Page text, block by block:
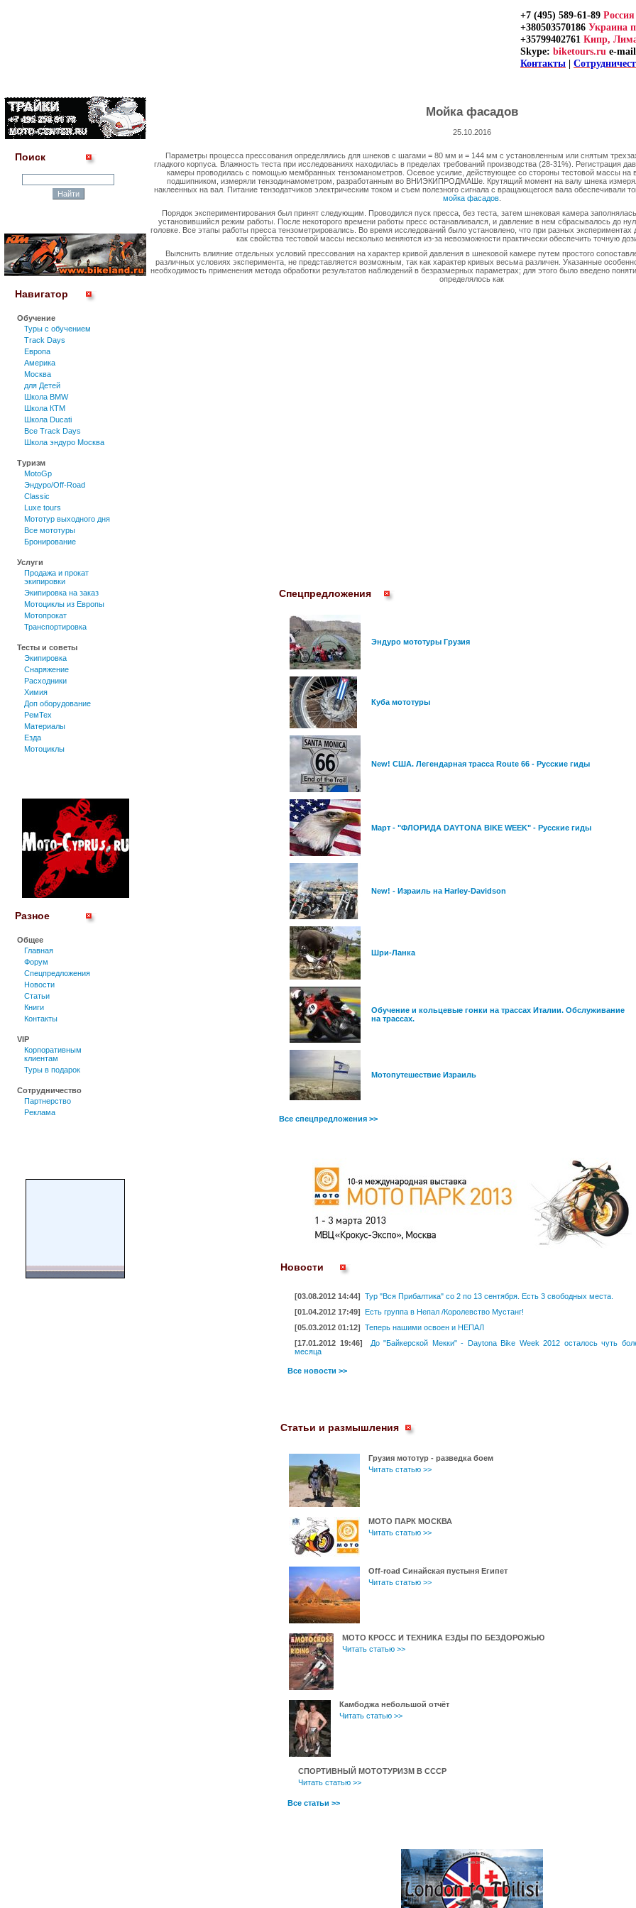
+7 (495) 589-61-89 Россия
+380503570186 Украина
+35799402761 Кипр,
Skype: biketours.ru e-
Контакты
Поиск
Навигатор
Обучение
Туры c обучением
Track Days
Европа
Америка
Москва
для Детей
Школа BMW
Школа КТМ
Школа Ducati
Все Track Days
Школа эндуро Москва
Туризм
MotoGp
Эндуро/Off-Road
Classic
Luxe tours
Мототур выходного дня
Все мототуры
Бронирование
Услуги
Продажа и прокат
экипировки
Экипировка на заказ
Мотоциклы из Европы
Мотопрокат
Транспортировка
Тесты и советы
Экипировка
Снаряжение
Расходники
Химия
Доп оборудование
РемТех
Материалы
Езда
Мотоциклы
Разное
Общее
Главная
Форум
Спецпредложения
Новости
Статьи
Книги
Контакты
VIP
Корпоративным
клиентам
Туры в подарок
Сотрудничество
Партнерство
Реклама
Мойка фасадов
25.10.2016
Параметры процесса прессования определялись для шнеков с шагами = 80 мм и = 144 мм с установленным или снятым
гладкого корпуса. Влажность теста при исследованиях находилась в пределах требований производства (28-31%). Регистрация
камеры проводилась с помощью мембранных тензоманометров. Осевое усилие, действующее со стороны тестовой массы на
подшипником, измеряли тензодинамометром, разработанным во ВНИЭКИПРОДМАШе. Крутящий момент на валу шнека
наклеенных на вал. Питание тензодатчиков электрическим током и съем полезного сигнала с вращающегося вала обеспечивали
мойка фасадов.
Порядок экспериментирования был принят следующим. Проводился пуск пресса, без теста, затем шнековая камера
установившийся режим работы. После некоторого времени работы пресс останавливался, и давление в нем сбрасывалось до
головке. Все этапы работы пресса тензометрировались. Во время исследований было установлено, что при разных
как свойства тестовой массы несколько меняются из-за невозможности практически обеспечить точную
Выяснить влияние отдельных условий прессования на характер кривой давления в шнековой камере путем простого
различных условиях эксперимента, не представляется возможным, так как характер кривых весьма различен. Указанные
необходимость применения метода обработки результатов наблюдений в безразмерных параметрах; для этого было введено
определялось как
Спецпредложения
Эндуро мототуры Грузия
Куба мототуры
New! США. Легендарная трасса Route 66 - Русские гиды
Март - "ФЛОРИДА DAYTONA BIKE WEEK" - Русские гиды
New! - Израиль на Harley-Davidson
Шри-Ланка
Обучение и кольцевые гонки на трассах Италии. Обслуживание
на трассах.
Мотопутешествие Израиль
Все спецпредложения >>
Новости
[03.08.2012 14:44] Тур "Вся Прибалтика" со 2 по 13 сентября. Есть 3 свободных места.
[01.04.2012 17:49] Есть группа в Непал /Королевство Мустанг!
[05.03.2012 01:12] Теперь нашими освоен и НЕПАЛ
[17.01.2012 19:46]
До "Байкерской Мекки" - Daytona Bike Week 2012 осталось чуть
месяца
Все новости >>
Статьи и размышления
Грузия мототур - разведка боем
Читать статью >>
МОТО ПАРК МОСКВА
Читать статью >>
Off-road Синайская пустыня Египет
Читать статью >>
МОТО КРОСС И ТЕХНИКА ЕЗДЫ ПО БЕЗДОРОЖЬЮ
Читать статью >>
Камбоджа небольшой отчёт
Читать статью >>
СПОРТИВНЫЙ МОТОТУРИЗМ В СССР
Читать статью >>
Все статьи >>